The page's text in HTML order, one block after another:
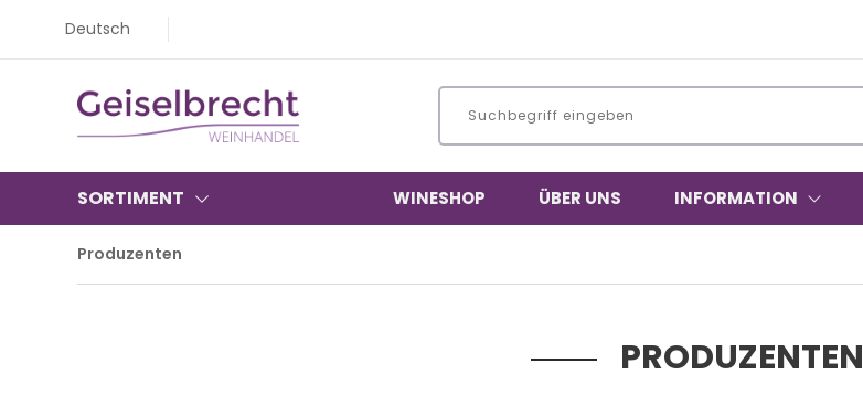
Deutsch
SORTIMENT WINESHOP ÜBER UNS INFORMATION
Produzenten
PRODUZENTEN